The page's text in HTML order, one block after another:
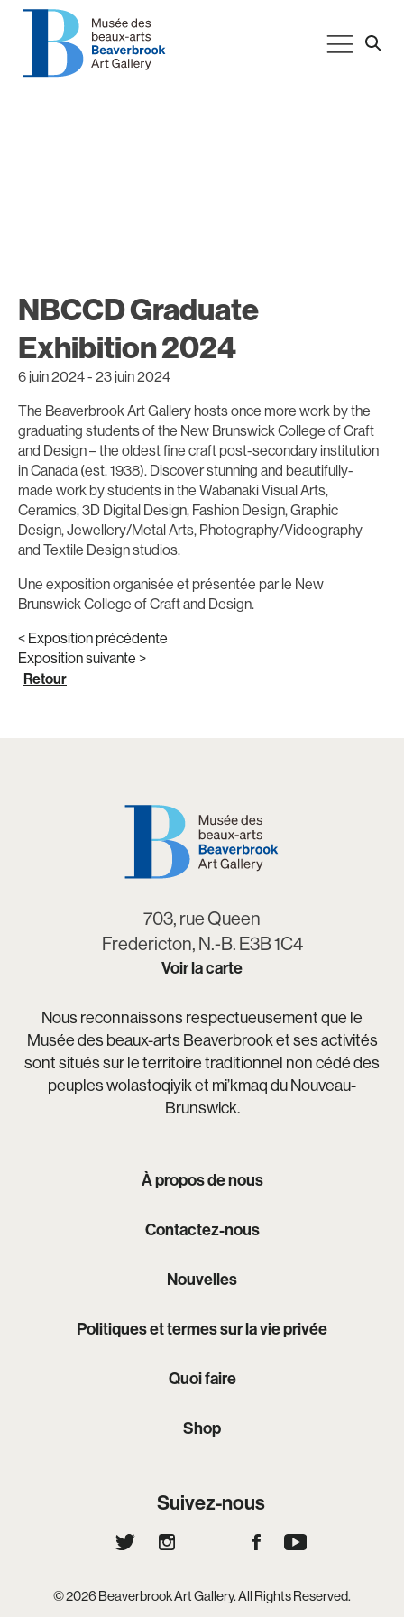
NBCCD Graduate
Exhibition 2024
6 juin 2024- 23 juin 2024
The Beaverbrook Art Gallery hosts once more work by the
graduating students of the New Brunswick College of Craft
and Design – the oldest fine craft post-secondary institution
in Canada (est. 1938). Discover stunning and beautifully-
made work by students in the Wabanaki Visual Arts,
Ceramics, 3D Digital Design, Fashion Design, Graphic
Design, Jewellery/Metal Arts, Photography/Videography
and Textile Design studios.
Une exposition organisée et présentée par le New
Brunswick College of Craft and Design.
< Exposition précédente
Exposition suivante >
Retour
703, rue Queen
Fredericton, N.-B. E3B 1C4
Voir la carte
Nous reconnaissons respectueusement que le
Musée des beaux-arts Beaverbrook et ses activités
sont situés sur le territoire traditionnel non cédé des
peuples wolastoqiyik et mi’kmaq du Nouveau-
Brunswick.
À propos de nous
Contactez-nous
Nouvelles
Politiques et termes sur la vie privée
Quoi faire
Shop
Suivez-nous
© 2026 Beaverbrook Art Gallery. All Rights Reserved.